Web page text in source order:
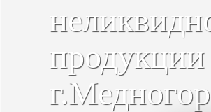
продукции